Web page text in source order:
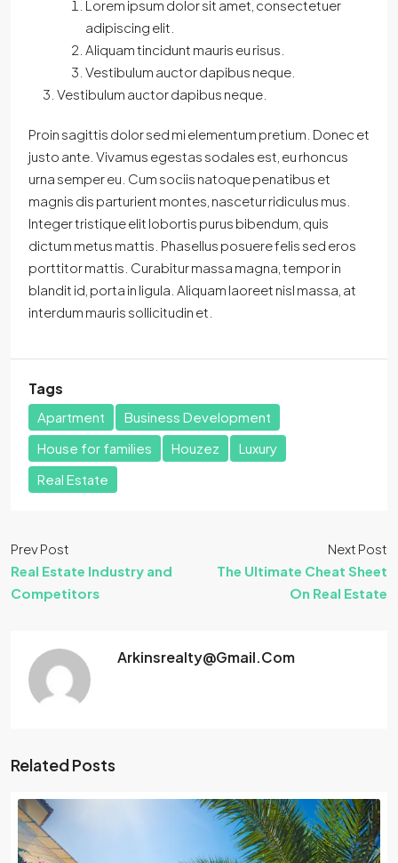
Lorem ipsum dolor sit amet, consectetuer
adipiscing elit.
Aliquam tincidunt mauris eu risus.
Vestibulum auctor dapibus neque.
Vestibulum auctor dapibus neque.
Proin sagittis dolor sed mi elementum pretium. Donec et
justo ante. Vivamus egestas sodales est, eu rhoncus
urna semper eu. Cum sociis natoque penatibus et
magnis dis parturient montes, nascetur ridiculus mus.
Integer tristique elit lobortis purus bibendum, quis
dictum metus mattis. Phasellus posuere felis sed eros
porttitor mattis. Curabitur massa magna, tempor in
blandit id, porta in ligula. Aliquam laoreet nisl massa, at
interdum mauris sollicitudin et.
Tags
Apartment
Business Development
House for families
Houzez
Luxury
Real Estate
Prev Post
Real Estate Industry and
Competitors
Next Post
The Ultimate Cheat Sheet
On Real Estate
Arkinsrealty@gmail.com
Related Posts